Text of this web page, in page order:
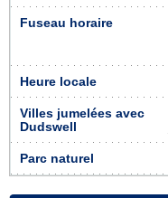
Fuseau horaire
Heure locale
Villes jumelées avec
Dudswell
Parc naturel